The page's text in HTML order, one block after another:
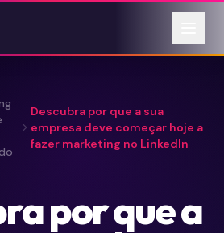
Descubra por que a sua
empresa deve começar hoje a
fazer marketing no LinkedIn
por que a